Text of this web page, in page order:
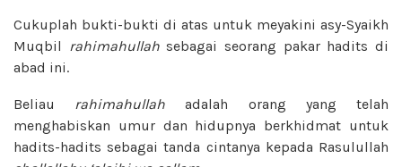
Cukuplah bukti-bukti di atas untuk meyakini asy-Syaikh
Muqbil
rahimahullahsebagai seorang pakar hadits di
abad ini.
Beliau rahimahullah adalah orang yang telah
menghabiskan umur dan hidupnya berkhidmat untuk
hadits-hadits sebagai tanda cintanya kepada Rasulullah